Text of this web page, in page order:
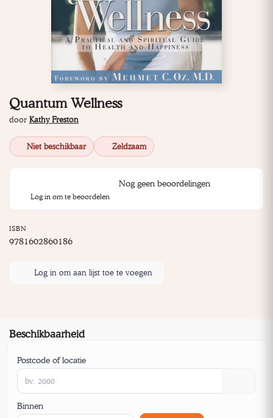
Quantum Wellness
door Kathy Freston
Niet beschikbaar Zeldzaam
Nog geen beoordelingen
Log in om te beoordelen
ISBN
9781602860186
Log in om aan lijst toe te voegen
Beschikbaarheid
Postcode of locatie
Binnen